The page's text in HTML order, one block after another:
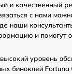
и качественный
с нами
наши
и помогут
уровень
биноклей Fortuna